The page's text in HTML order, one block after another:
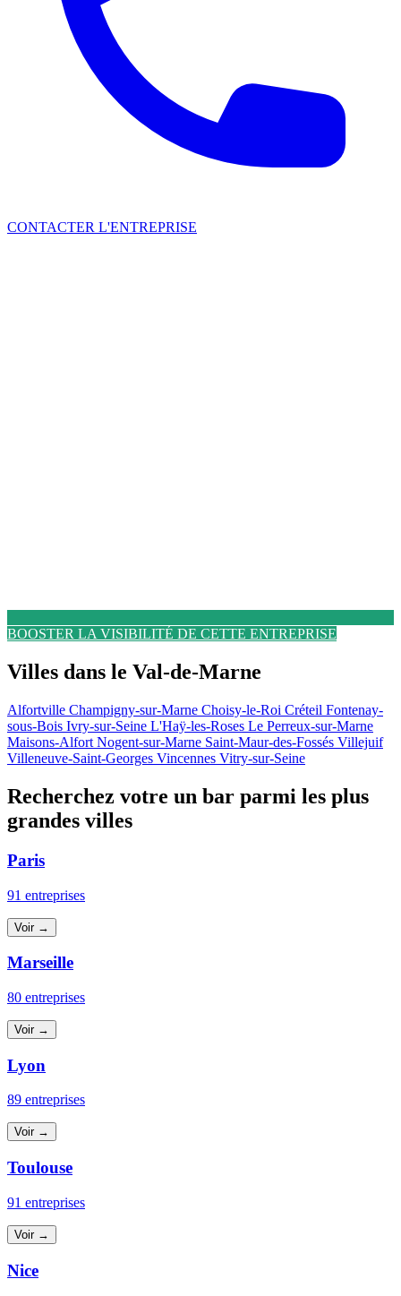
CONTACTER L'ENTREPRISE
BOOSTER LA VISIBILITÉ DE CETTE ENTREPRISE
Villes dans le Val-de-Marne
Alfortville Champigny-sur-Marne Choisy-le-Roi Créteil Fontenay-
sous-Bois Ivry-sur-Seine L'Haÿ-les-Roses Le Perreux-sur-Marne
Maisons-Alfort Nogent-sur-Marne Saint-Maur-des-Fossés Villejuif
Villeneuve-Saint-Georges Vincennes Vitry-sur-Seine
Recherchez votre un bar parmi les plus
grandes villes
Paris
91 entreprises
Voir →
Marseille
80 entreprises
Voir →
Lyon
89 entreprises
Voir →
Toulouse
91 entreprises
Voir →
Nice